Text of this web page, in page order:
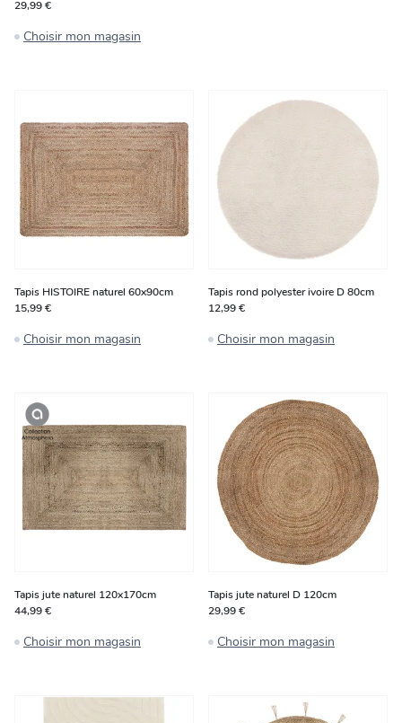
29,99 €
Choisir mon magasin
Tapis HISTOIRE naturel 60x90cm
15,99 €
Choisir mon magasin
Tapis rond polyester ivoire D 80cm
12,99 €
Choisir mon magasin
Tapis jute naturel 120x170cm
44,99 €
Choisir mon magasin
Tapis jute naturel D 120cm
29,99 €
Choisir mon magasin